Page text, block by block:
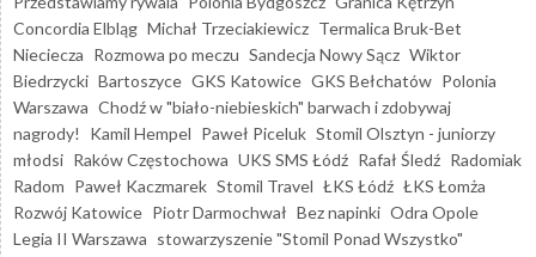
Concordia Elbląg Michał Trzeciakiewicz Termalica Bruk-Bet
Nieciecza Rozmowa po meczu Sandecja Nowy Sącz Wiktor
Biedrzycki Bartoszyce GKS Katowice GKS Bełchatów Polonia
Warszawa Chodź w "biało-niebieskich" barwach i zdobywaj
nagrody!
Kamil Hempel Paweł Piceluk Stomil Olsztyn - juniorzy
młodsi Raków Częstochowa UKS SMS Łódź Rafał Śledź Radomiak
Radom Paweł Kaczmarek Stomil Travel ŁKS Łódź ŁKS Łomża
Rozwój Katowice Piotr Darmochwał Bez napinki Odra Opole
Legia II Warszawa stowarzyszenie "Stomil Ponad Wszystko"